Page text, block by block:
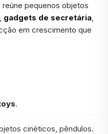
reúne pequenos objetos
, gadgets de secretária,
em crescimento que
.
cinéticos, pêndulos.